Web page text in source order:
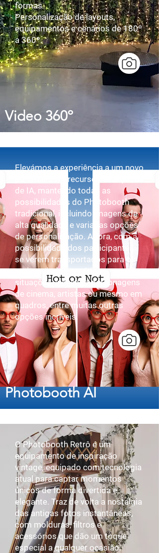
formas.
Personalização de layouts,
equipamentos e cenários de 180º
a 360º.
Video 360º
Elevámos a experiência a um novo
patamar com recursos avançados
de IA, mantendo todas as
possibilidades do Photobooth
tradicional, incluindo imagens de
alta qualidade e variadas opções
de personalização. Agora, com a
possibilidade dos participantes
se verem transportados para os
mais variados cenários e
situações, incluindo personagens
de cinema, artistas ou mesmo em
quadros, entre muitas outras
opções incríveis.
Photobooth AI
O Photobooth Retrô é um
equipamento de inspiração
vintage, equipado com tecnologia
atual para captar momentos
únicos de forma divertida e
elegante. Traz de volta a nostalgia
das antigas fotos instantâneas,
com molduras, filtros e
acessórios que dão um toque
especial a qualquer ocasião.